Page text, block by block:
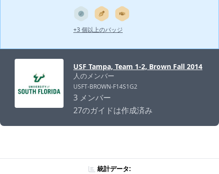
+3 個以上のバッジ
USF Tampa, Team 1-2, Brown Fall 2014
人のメンバー
USFT-BROWN-F14S1G2
3 メンバー
27のガイドは作成済み
統計データ: